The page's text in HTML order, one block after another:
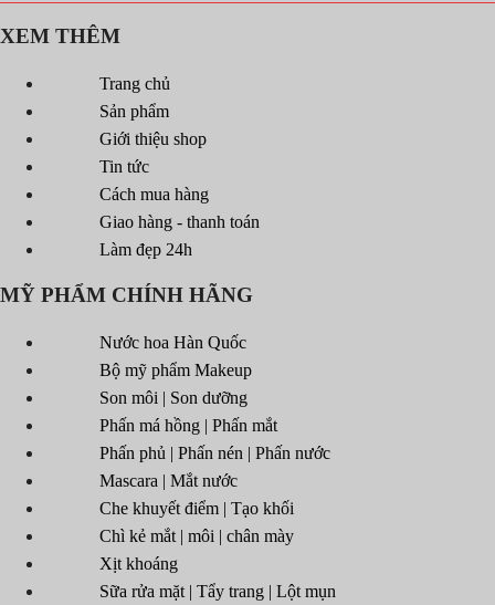
XEM THÊM
Trang chủ
Sản phẩm
Giới thiệu shop
Tin tức
Cách mua hàng
Giao hàng - thanh toán
Làm đẹp 24h
MỸ PHẨM CHÍNH HÃNG
Nước hoa Hàn Quốc
Bộ mỹ phẩm Makeup
Son môi | Son dưỡng
Phấn má hồng | Phấn mắt
Phấn phủ | Phấn nén | Phấn nước
Mascara | Mắt nước
Che khuyết điểm | Tạo khối
Chì kẻ mắt | môi | chân mày
Xịt khoáng
Sữa rửa mặt | Tẩy trang | Lột mụn